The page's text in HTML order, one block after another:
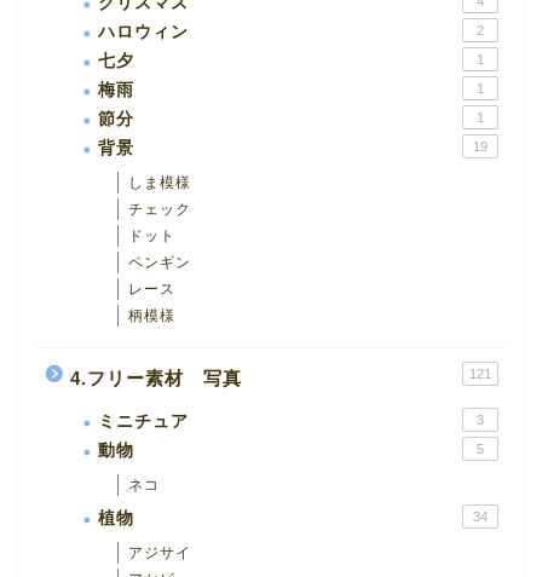
ハロウィン 2
七夕 1
梅雨 1
節分 1
背景 19
しま模様
チェック
ドット
ペンギン
レース
柄模様
4.フリー素材 写真 121
ミニチュア 3
動物 5
ネコ
植物 34
アジサイ